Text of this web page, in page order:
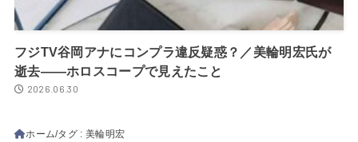
フジTV谷岡アナにコンプラ違反疑惑？／美輪明宏氏が
逝去——ホロスコープで見えたこと
2026.06.30
ホーム タグ : 美輪明宏